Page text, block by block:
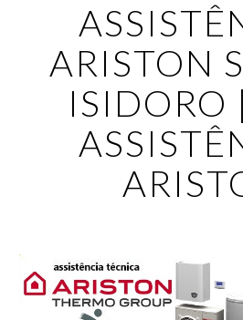
ARISTON
ISIDORO